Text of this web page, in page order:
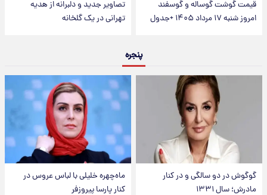
قیمت گوشت گوساله و گوسفند
امروز شنبه ۱۷ مرداد ۱۴۰۵ +جدول
تصاویر جدید و دلبرانه از هدیه
تهرانی در یک گلخانه
پنجره
گوگوش در دو سالگی و در کنار
مادرش؛ سال ۱۳۳۱
ماه‌چهره خلیلی با لباس عروس در
کنار پارسا پیروزفر